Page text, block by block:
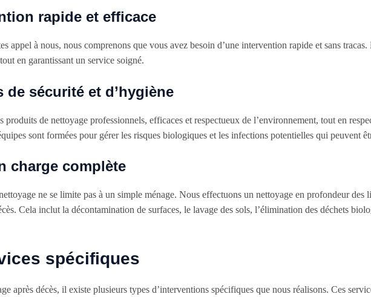
rapide et efficace
appel à nous, nous comprenons que vous avez besoin d’une intervention rapide et sans
en garantissant un service soigné.
de sécurité et d’hygiène
produits de nettoyage professionnels, efficaces et respectueux de l’environnement, tout en
sont formées pour gérer les risques biologiques et les infections potentielles qui peuvent
charge complète
ne se limite pas à un simple ménage. Nous effectuons un nettoyage en profondeur des
Cela inclut la décontamination de surfaces, le lavage des sols, l’élimination des déchets
spécifiques
après décès, il existe plusieurs types d’interventions spécifiques que nous réalisons. Ces